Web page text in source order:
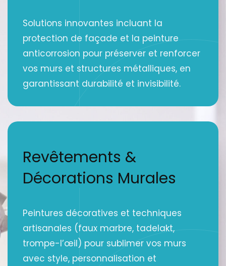
Solutions innovantes incluant la
protection de façade et la peinture
anticorrosion pour préserver et renforcer
vos murs et structures métalliques, en
garantissant durabilité et invisibilité.
Revêtements &
Décorations Murales
Peintures décoratives et techniques
artisanales (faux marbre, tadelakt,
trompe-l’œil) pour sublimer vos murs
avec style, personnalisation et